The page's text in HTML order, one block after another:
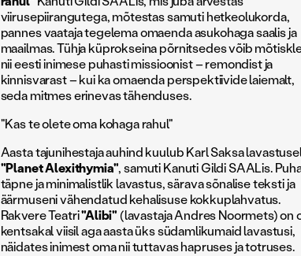
viirusepiirangutega, mõtestas samuti hetkeolukorda,
pannes vaataja tegelema omaenda asukohaga saalis ja
maailmas. Tühja küprokseina põrnitsedes võib
nii eesti inimese puhasti missioonist – remondist ja
kinnisvarast – kui ka omaenda perspektiivide laiemalt,
seda mitmes erinevas tähenduses.
"Kas te olete oma kohaga rahul"
Aasta tajunihestaja auhind kuulub Karl Saksa
"Planet Alexithymia", samuti Kanuti Gildi SAALis.
täpne ja minimalistlik lavastus, särava sõnalise teksti ja
äärmuseni vähendatud kehalisuse kokkuplahvatus.
Rakvere Teatri"Alibi"(lavastaja Andres Noormets) on
kentsakal viisil aga aasta üks südamlikumaid lavastusi,
näidates inimest oma nii tuttavas hapruses ja totruses.